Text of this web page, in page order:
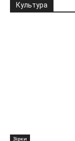
Культура
Зірки